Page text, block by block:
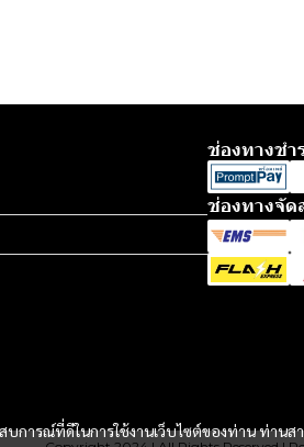
การณ์ที่ดีในการใช้งานเว็บไซต์ของท่าน ท่านส
ช่องทางชำ
ช่องทางจัด